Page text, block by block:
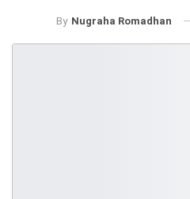
By Nugraha Romadhan